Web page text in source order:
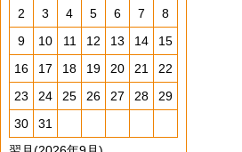
2
3 4 5 6 7
8
9
10 11 12 13 14
15
16
17 18 19 20 21
22
23
24 25 26 27 28
29
30
31